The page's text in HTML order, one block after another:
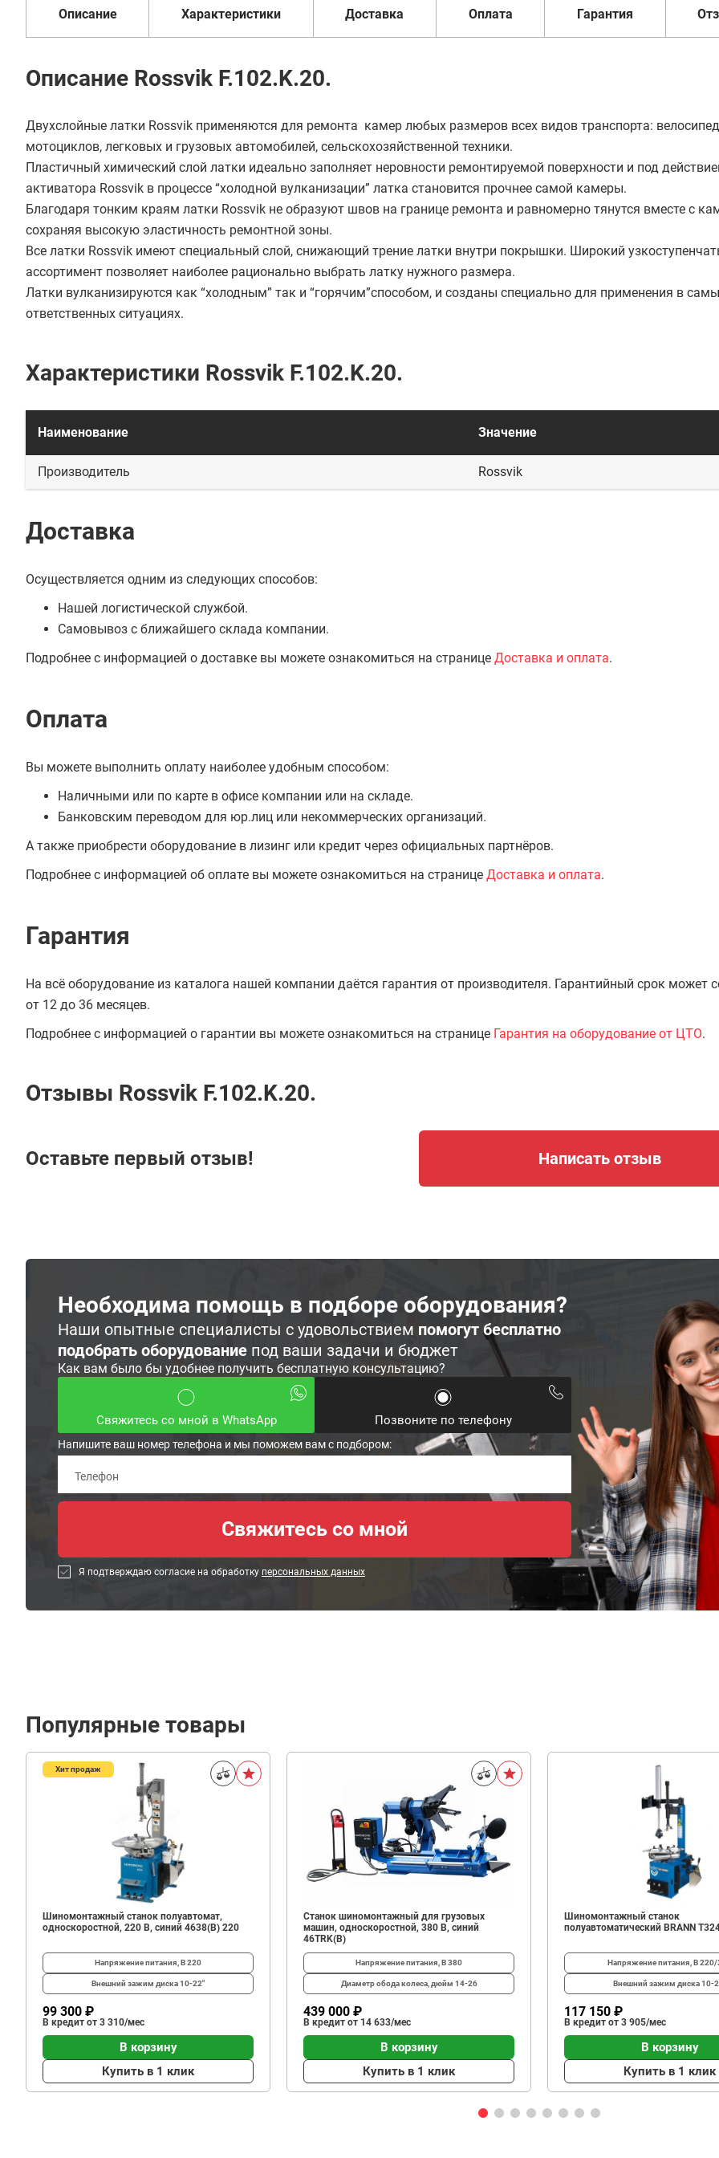
Описание Характеристики Доставка Оплата Гарантия
Описание Rossvik F.102.K.20.
Двухслойные латки Rossvik применяются для ремонта камер любых размеров всех видов транспорта:
мотоциклов, легковых и грузовых автомобилей, сельскохозяйственной техники.
Пластичный химический слой латки идеально заполняет неровности ремонтируемой поверхности и под
активатора Rossvik в процессе “холодной вулканизации” латка становится прочнее самой камеры.
Благодаря тонким краям латки Rossvik не образуют швов на границе ремонта и равномерно тянутся вместе с
сохраняя высокую эластичность ремонтной зоны.
Все латки Rossvik имеют специальный слой, снижающий трение латки внутри покрышки. Широкий
ассортимент позволяет наиболее рационально выбрать латку нужного размера.
Латки вулканизируются как “холодным” так и “горячим”способом, и созданы специально для применения в
ответственных ситуациях.
Характеристики Rossvik F.102.K.20.
Наименование Значение
Производитель Rossvik
Доставка
Осуществляется одним из следующих способов:
Нашей логистической службой.
Самовывоз с ближайшего склада компании.
Подробнее с информацией о доставке вы можете ознакомиться на странице Доставка и оплата.
Оплата
Вы можете выполнить оплату наиболее удобным способом:
Наличными или по карте в офисе компании или на складе.
Банковским переводом для юр.лиц или некоммерческих организаций.
А также приобрести оборудование в лизинг или кредит через официальных партнёров.
Подробнее с информацией об оплате вы можете ознакомиться на странице Доставка и оплата.
Гарантия
На всё оборудование из каталога нашей компании даётся гарантия от производителя. Гарантийный срок может
от 12 до 36 месяцев.
Подробнее с информацией о гарантии вы можете ознакомиться на странице Гарантия на оборудование от ЦТО.
Отзывы Rossvik F.102.K.20.
Оставьте первый отзыв! Написать отзыв
Необходима помощь в подборе оборудования?
Наши опытные специалисты с удовольствием помогут бесплатно
подобрать оборудование под ваши задачи и бюджет
Как вам было бы удобнее получить бесплатную консультацию?
Свяжитесь со мной в WhatsApp Позвоните по телефону
Напишите ваш номер телефона и мы поможем вам с подбором:
Я подтверждаю согласие на обработку персональных данных
Популярные товары
Хит продаж
Шиномонтажный станок полуавтомат,
односкоростной, 220 В, синий 4638(B) 220
Напряжение питания, В220
Внешний зажим диска10-22"
99 300 ₽
В кредит от 3 310/мес
В корзину
Купить в 1 клик
Станок шиномонтажный для грузовых
машин, односкоростной, 380 В, синий
46TRK(B)
Напряжение питания, В380
Диаметр обода колеса, дюйм 14-26
439 000 ₽
В кредит от 14 633/мес
В корзину
Купить в 1 клик
Шиномонтажный станок
полуавтоматический BRANN
Напряжение питания, В220/
Внешний зажим диска10-
117 150 ₽
В кредит от 3 905/мес
В корзину
Купить в 1 клик